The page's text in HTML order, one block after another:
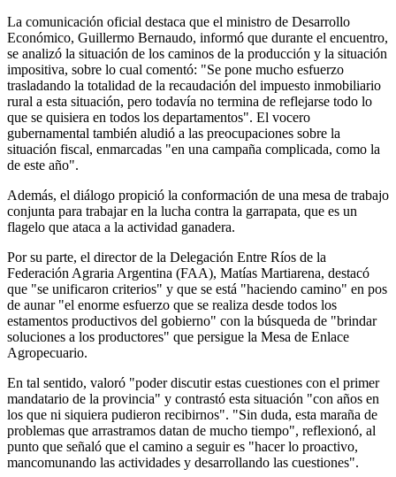
La comunicación oficial destaca que el ministro de Desarrollo
Económico, Guillermo Bernaudo, informó que durante el encuentro,
se analizó la situación de los caminos de la producción y la situación
impositiva, sobre lo cual comentó: "Se pone mucho esfuerzo
trasladando la totalidad de la recaudación del impuesto inmobiliario
rural a esta situación, pero todavía no termina de reflejarse todo lo
que se quisiera en todos los departamentos". El vocero
gubernamental también aludió a las preocupaciones sobre la
situación fiscal, enmarcadas "en una campaña complicada, como la
de este año".
Además, el diálogo propició la conformación de una mesa de trabajo
conjunta para trabajar en la lucha contra la garrapata, que es un
flagelo que ataca a la actividad ganadera.
Por su parte, el director de la Delegación Entre Ríos de la
Federación Agraria Argentina (FAA), Matías Martiarena, destacó
que "se unificaron criterios" y que se está "haciendo camino" en pos
de aunar "el enorme esfuerzo que se realiza desde todos los
estamentos productivos del gobierno" con la búsqueda de "brindar
soluciones a los productores" que persigue la Mesa de Enlace
Agropecuario.
En tal sentido, valoró "poder discutir estas cuestiones con el primer
mandatario de la provincia" y contrastó esta situación "con años en
los que ni siquiera pudieron recibirnos". "Sin duda, esta maraña de
problemas que arrastramos datan de mucho tiempo", reflexionó, al
punto que señaló que el camino a seguir es "hacer lo proactivo,
mancomunando las actividades y desarrollando las cuestiones".